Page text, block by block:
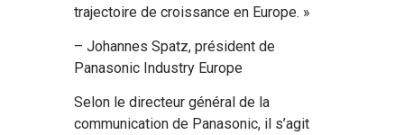
trajectoire de croissance en Europe. »
– Johannes Spatz, président de
Panasonic Industry Europe
Selon le directeur général de la
communication de Panasonic, il s’agit